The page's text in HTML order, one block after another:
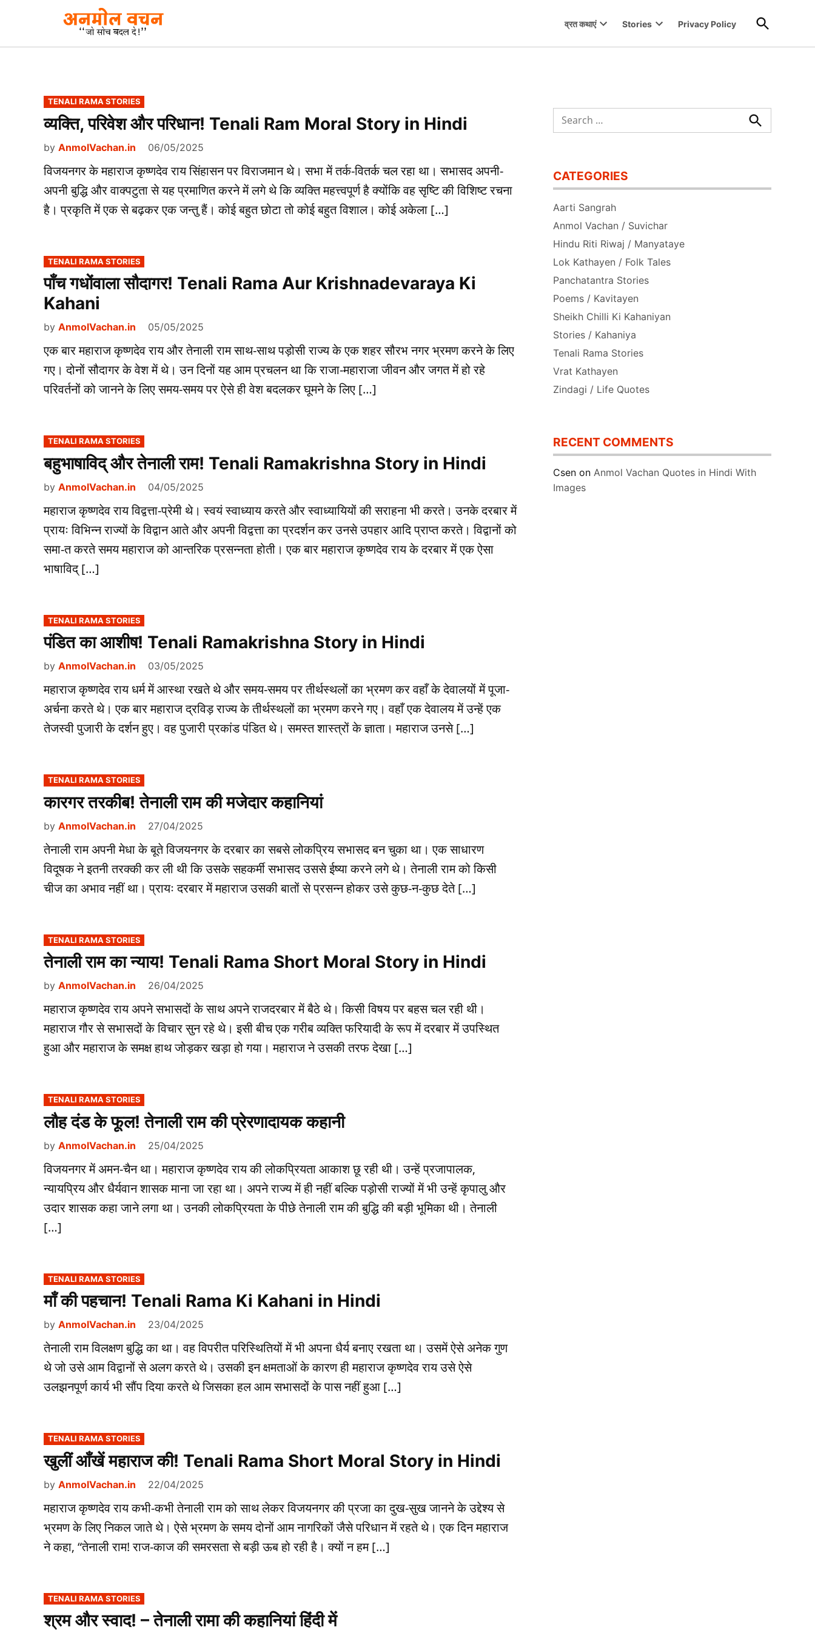
content
व्रत कथाएं
dropdown
Stories
dropdown
Privacy Policy
Open
Search
POSTED
IN
TENALI RAMA STORIES
व्यक्ति, परिवेश और परिधान! Tenali Ram Moral Story in Hindi
by AnmolVachan.in 06/05/2025
विजयनगर के महाराज कृष्णदेव राय सिंहासन पर विराजमान थे। सभा में तर्क-वितर्क चल रहा था। सभासद अपनी-
अपनी बुद्धि और वाक्पटुता से यह प्रमाणित करने में लगे थे कि व्यक्ति महत्त्वपूर्ण है क्योंकि वह सृष्टि की विशिष्ट रचना
है। प्रकृति में एक से बढ़कर एक जन्तु हैं। कोई बहुत छोटा तो कोई बहुत विशाल। कोई अकेला […]
POSTED
IN
TENALI RAMA STORIES
पाँच गधोंवाला सौदागर! Tenali Rama Aur Krishnadevaraya Ki
Kahani
by AnmolVachan.in 05/05/2025
एक बार महाराज कृष्णदेव राय और तेनाली राम साथ-साथ पड़ोसी राज्य के एक शहर सौरभ नगर भ्रमण करने के लिए
गए। दोनों सौदागर के वेश में थे। उन दिनों यह आम प्रचलन था कि राजा-महाराजा जीवन और जगत में हो रहे
परिवर्तनों को जानने के लिए समय-समय पर ऐसे ही वेश बदलकर घूमने के लिए […]
POSTED
IN
TENALI RAMA STORIES
बहुभाषाविद् और तेनाली राम! Tenali Ramakrishna Story in Hindi
by AnmolVachan.in 04/05/2025
महाराज कृष्णदेव राय विद्वत्ता-प्रेमी थे। स्वयं स्वाध्याय करते और स्वाध्यायियों की सराहना भी करते। उनके दरबार में
प्रायः विभिन्न राज्यों के विद्वान आते और अपनी विद्वत्ता का प्रदर्शन कर उनसे उपहार आदि प्राप्त करते। विद्वानों को
समा-त करते समय महाराज को आन्तरिक प्रसन्नता होती। एक बार महाराज कृष्णदेव राय के दरबार में एक ऐसा
भाषाविद् […]
POSTED
IN
TENALI RAMA STORIES
पंडित का आशीष! Tenali Ramakrishna Story in Hindi
by AnmolVachan.in 03/05/2025
महाराज कृष्णदेव राय धर्म में आस्था रखते थे और समय-समय पर तीर्थस्थलों का भ्रमण कर वहाँ के देवालयों में पूजा-
अर्चना करते थे। एक बार महाराज द्रविड़ राज्य के तीर्थस्थलों का भ्रमण करने गए। वहाँ एक देवालय में उन्हें एक
तेजस्वी पुजारी के दर्शन हुए। वह पुजारी प्रकांड पंडित थे। समस्त शास्त्रों के ज्ञाता। महाराज उनसे […]
POSTED
IN
TENALI RAMA STORIES
कारगर तरकीब! तेनाली राम की मजेदार कहानियां
by AnmolVachan.in 27/04/2025
तेनाली राम अपनी मेधा के बूते विजयनगर के दरबार का सबसे लोकप्रिय सभासद बन चुका था। एक साधारण
विदूषक ने इतनी तरक्की कर ली थी कि उसके सहकर्मी सभासद उससे ईष्या करने लगे थे। तेनाली राम को किसी
चीज का अभाव नहीं था। प्रायः दरबार में महाराज उसकी बातों से प्रसन्न होकर उसे कुछ-न-कुछ देते […]
POSTED
IN
TENALI RAMA STORIES
तेनाली राम का न्याय! Tenali Rama Short Moral Story in Hindi
by AnmolVachan.in 26/04/2025
महाराज कृष्णदेव राय अपने सभासदों के साथ अपने राजदरबार में बैठे थे। किसी विषय पर बहस चल रही थी।
महाराज गौर से सभासदों के विचार सुन रहे थे। इसी बीच एक गरीब व्यक्ति फरियादी के रूप में दरबार में उपस्थित
हुआ और महाराज के समक्ष हाथ जोड़कर खड़ा हो गया। महाराज ने उसकी तरफ देखा […]
POSTED
IN
TENALI RAMA STORIES
लौह दंड के फूल! तेनाली राम की प्रेरणादायक कहानी
by AnmolVachan.in 25/04/2025
विजयनगर में अमन-चैन था। महाराज कृष्णदेव राय की लोकप्रियता आकाश छू रही थी। उन्हें प्रजापालक,
न्यायप्रिय और धैर्यवान शासक माना जा रहा था। अपने राज्य में ही नहीं बल्कि पड़ोसी राज्यों में भी उन्हें कृपालु और
उदार शासक कहा जाने लगा था। उनकी लोकप्रियता के पीछे तेनाली राम की बुद्धि की बड़ी भूमिका थी। तेनाली
[…]
POSTED
IN
TENALI RAMA STORIES
माँ की पहचान! Tenali Rama Ki Kahani in Hindi
by AnmolVachan.in 23/04/2025
तेनाली राम विलक्षण बुद्धि का था। वह विपरीत परिस्थितियों में भी अपना धैर्य बनाए रखता था। उसमें ऐसे अनेक गुण
थे जो उसे आम विद्वानों से अलग करते थे। उसकी इन क्षमताओं के कारण ही महाराज कृष्णदेव राय उसे ऐसे
उलझनपूर्ण कार्य भी सौंप दिया करते थे जिसका हल आम सभासदों के पास नहीं हुआ […]
POSTED
IN
TENALI RAMA STORIES
खुलीं आँखें महाराज की! Tenali Rama Short Moral Story in Hindi
by AnmolVachan.in 22/04/2025
महाराज कृष्णदेव राय कभी-कभी तेनाली राम को साथ लेकर विजयनगर की प्रजा का दुख-सुख जानने के उद्देश्य से
भ्रमण के लिए निकल जाते थे। ऐसे भ्रमण के समय दोनों आम नागरिकों जैसे परिधान में रहते थे। एक दिन महाराज
ने कहा, “तेनाली राम! राज-काज की समरसता से बड़ी ऊब हो रही है। क्यों न हम […]
POSTED
IN
TENALI RAMA STORIES
श्रम और स्वाद! – तेनाली रामा की कहानियां हिंदी में
Search
for:
Search
CATEGORIES
Aarti Sangrah
Anmol Vachan / Suvichar
Hindu Riti Riwaj / Manyataye
Lok Kathayen / Folk Tales
Panchatantra Stories
Poems / Kavitayen
Sheikh Chilli Ki Kahaniyan
Stories / Kahaniya
Tenali Rama Stories
Vrat Kathayen
Zindagi / Life Quotes
RECENT COMMENTS
Csen on Anmol Vachan Quotes in Hindi With
Images